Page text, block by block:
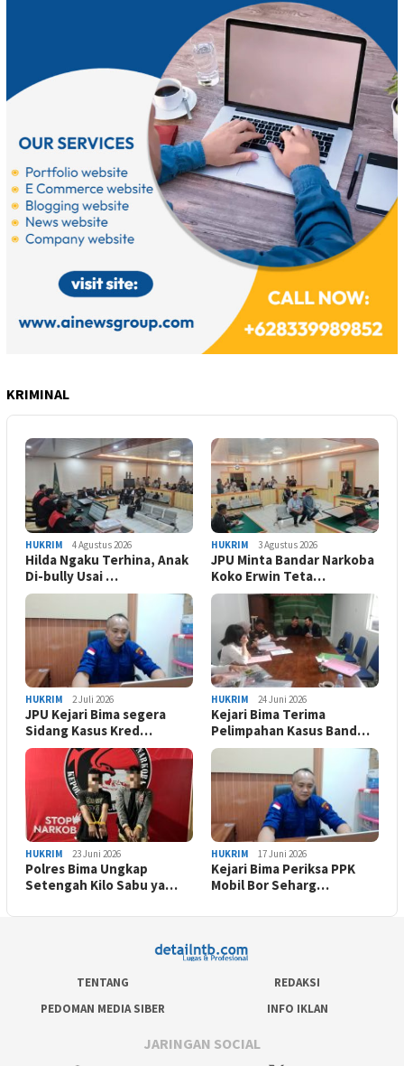
KRIMINAL
HUKRIM 4 Agustus 2026
Hilda Ngaku Terhina, Anak
Di-bully Usai …
HUKRIM 3 Agustus 2026
JPU Minta Bandar Narkoba
Koko Erwin Teta…
HUKRIM 2 Juli 2026
JPU Kejari Bima segera
Sidang Kasus Kred…
HUKRIM 24 Juni 2026
Kejari Bima Terima
Pelimpahan Kasus Band…
HUKRIM 23 Juni 2026
Polres Bima Ungkap
Setengah Kilo Sabu ya…
HUKRIM 17 Juni 2026
Kejari Bima Periksa PPK
Mobil Bor Seharg…
TENTANG
REDAKSI
PEDOMAN MEDIA SIBER
INFO IKLAN
JARINGAN SOCIAL